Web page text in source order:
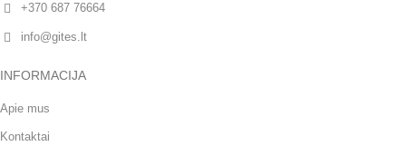
+370 687 76664
info@gites.lt
INFORMACIJA
Apie mus
Kontaktai